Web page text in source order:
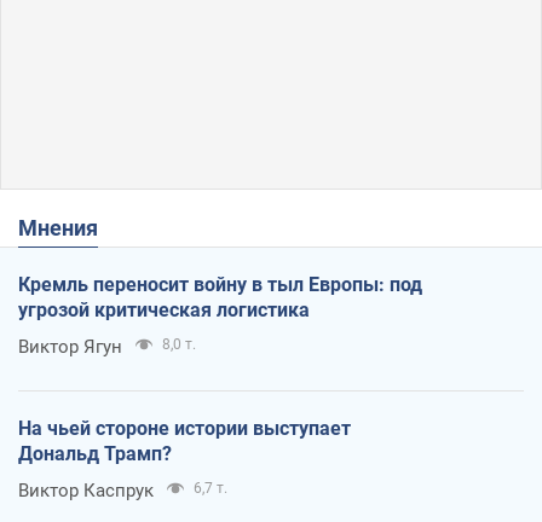
Мнения
Кремль переносит войну в тыл Европы: под
угрозой критическая логистика
Виктор Ягун 8,0 т.
На чьей стороне истории выступает
Дональд Трамп?
Виктор Каспрук 6,7 т.